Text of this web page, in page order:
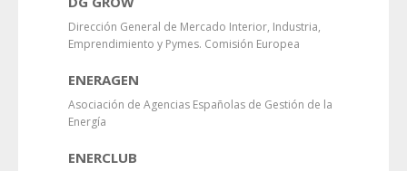
Dirección General de Mercado Interior, Industria,
Emprendimiento y Pymes. Comisión Europea
ENERAGEN
Asociación de Agencias Españolas de Gestión de la
Energía
ENERCLUB